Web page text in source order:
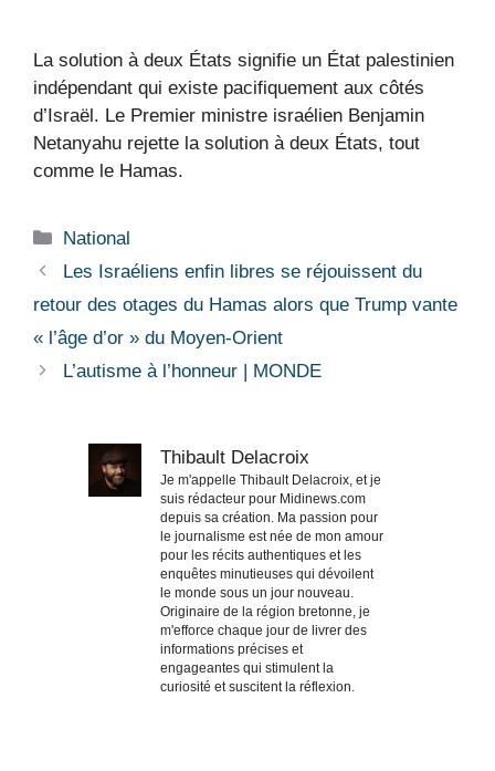
La solution à deux États signifie un État palestinien
indépendant qui existe pacifiquement aux côtés
d’Israël. Le Premier ministre israélien Benjamin
Netanyahu rejette la solution à deux États, tout
comme le Hamas.
Catégories
National
Les Israéliens enfin libres se réjouissent du
retour des otages du Hamas alors que Trump vante
« l’âge d’or » du Moyen-Orient
L’autisme à l’honneur | MONDE
Thibault Delacroix
Je m'appelle Thibault Delacroix, et je
suis rédacteur pour Midinews.com
depuis sa création. Ma passion pour
le journalisme est née de mon amour
pour les récits authentiques et les
enquêtes minutieuses qui dévoilent
le monde sous un jour nouveau.
Originaire de la région bretonne, je
m'efforce chaque jour de livrer des
informations précises et
engageantes qui stimulent la
curiosité et suscitent la réflexion.